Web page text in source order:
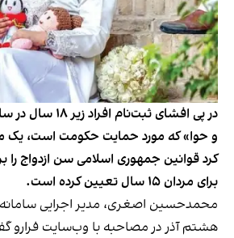
در پی افشای
و حوا» که مورد حمایت حکومت است، یک
برای مردان ۱۵ سال تعیین کرده است.
محمدحسین اصغری، مدیر اجرایی